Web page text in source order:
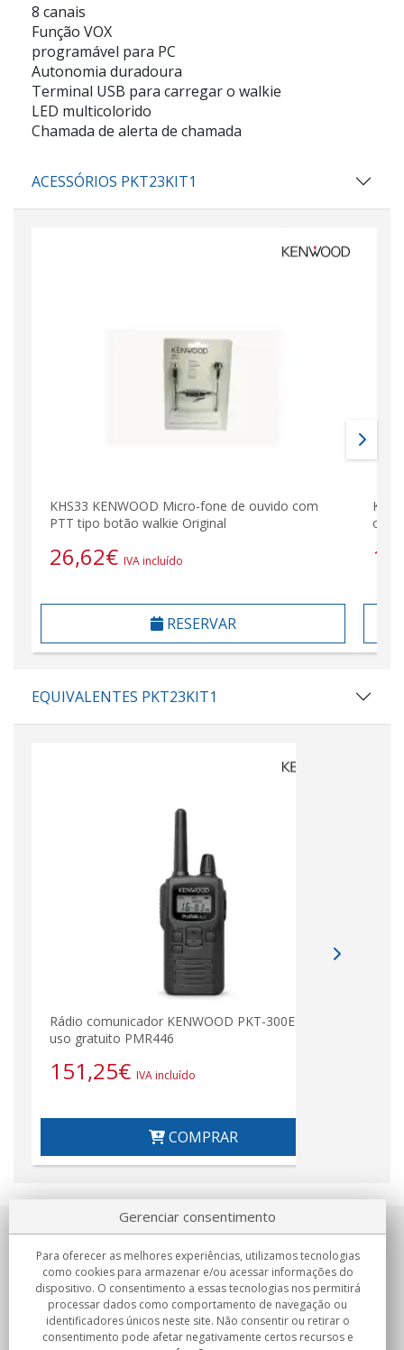
8 canais
Função VOX
programável para PC
Autonomia duradoura
Terminal USB para carregar o walkie
LED multicolorido
Chamada de alerta de chamada
ACESSÓRIOS PKT23KIT1
KHS33 KENWOOD Micro-fone de ouvido com
PTT tipo botão walkie Original
26,62€ IVA incluído
RESERVAR
EQUIVALENTES PKT23KIT1
Rádio comunicador KENWOOD PKT-300E de
uso gratuito PMR446
151,25€ IVA incluído
COMPRAR
Sobre nosotros
Compromissos
Compras
Gerenciar consentimento
Para oferecer as melhores experiências, utilizamos tecnologias
como cookies para armazenar e/ou acessar informações do
dispositivo. O consentimento a essas tecnologias nos permitirá
processar dados como comportamento de navegação ou
identificadores únicos neste site. Não consentir ou retirar o
consentimento pode afetar negativamente certos recursos e